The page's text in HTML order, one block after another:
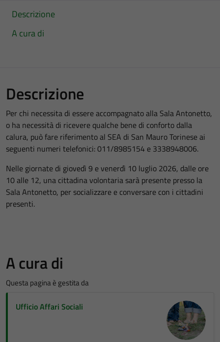
Descrizione
A cura di
Descrizione
Per chi necessita di essere accompagnato alla Sala Antonetto,
o ha necessità di ricevere qualche bene di conforto dalla
calura, può fare riferimento al SEA di San Mauro Torinese ai
seguenti numeri telefonici: 011/8985154 e 3338948006.
Nelle giornate di giovedì 9 e venerdì 10 luglio 2026, dalle ore
10 alle 12, una cittadina volontaria sarà presente presso la
Sala Antonetto, per socializzare e conversare con i cittadini
presenti.
A cura di
Questa pagina è gestita da
Ufficio Affari Sociali